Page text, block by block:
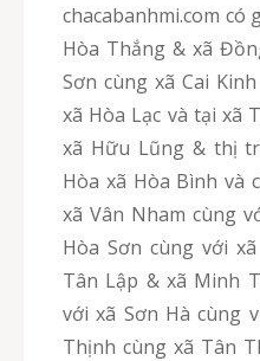
chacabanhmi.com
Hòa Thắng & xã
Sơn cùng xã Cai
xã Hòa Lạc và tại xã
xã Hữu Lũng & thị
Hòa xã Hòa Bình và
xã Vân Nham cùng
Hòa Sơn cùng với
Tân Lập & xã Minh
với xã Sơn Hà cùng
Thịnh cùng xã Tân